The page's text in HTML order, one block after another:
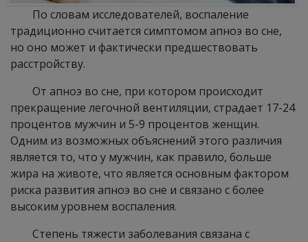
По словам исследователей, воспаление
традиционно считается симптомом апноэ во сне,
но оно может и фактически предшествовать
расстройству.
От апноэ во сне, при котором происходит
прекращение легочной вентиляции, страдает 17-24
процентов мужчин и 5-9 процентов женщин.
Одним из возможных объяснений этого различия
является то, что у мужчин, как правило, больше
жира на животе, что является основным фактором
риска развития апноэ во сне и связано с более
высоким уровнем воспаления.
Степень тяжести заболевания связана с